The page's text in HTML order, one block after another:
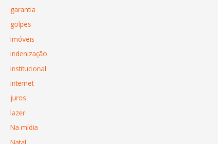
garantia
golpes
Imóveis
indenização
institucional
internet
juros
lazer
Na mídia
Natal